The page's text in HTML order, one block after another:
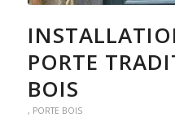
PORTE
BOIS
, PORTE BOIS